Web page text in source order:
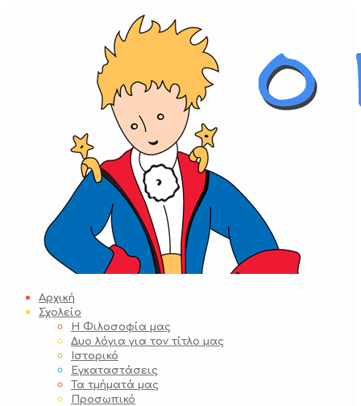
Αρχική
Σχολείο
Η Φιλοσοφία μας
Δυο λόγια για τον τίτλο μας
Ιστορικό
Εγκαταστάσεις
Τα τμήματά μας
Προσωπικό